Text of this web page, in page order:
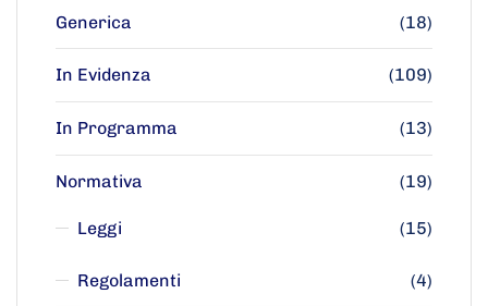
Generica (18)
In Evidenza (109)
In Programma (13)
Normativa (19)
Leggi (15)
Regolamenti (4)